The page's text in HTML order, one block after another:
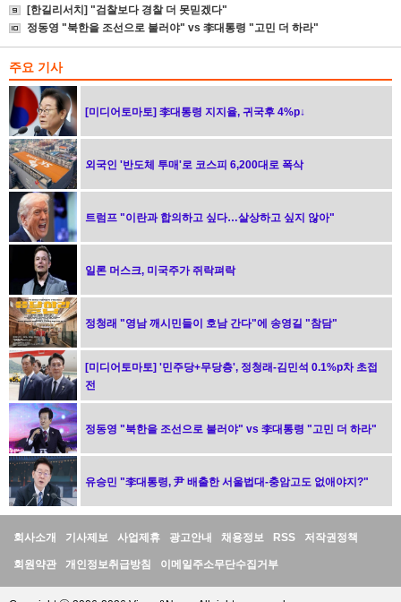
[한길리서치] "검찰보다 경찰 더 못믿겠다"
정동영 "북한을 조선으로 불러야" vs 李대통령 "고민 더 하라"
주요 기사
[미디어토마토] 李대통령 지지율, 귀국후 4%p↓
외국인 '반도체 투매'로 코스피 6,200대로 폭삭
트럼프 "이란과 합의하고 싶다…살상하고 싶지 않아"
일론 머스크, 미국주가 쥐락펴락
정청래 "영남 깨시민들이 호남 간다"에 송영길 "참담"
[미디어토마토] '민주당+무당층', 정청래-김민석 0.1%p차 초접
전
정동영 "북한을 조선으로 불러야" vs 李대통령 "고민 더 하라"
유승민 "李대통령, 尹 배출한 서울법대-충암고도 없애야지?"
정
보
회사소개 기사제보 사업제휴 광고안내 채용정보 RSS 저작권정책
회원약관 개인정보취급방침 이메일주소무단수집거부